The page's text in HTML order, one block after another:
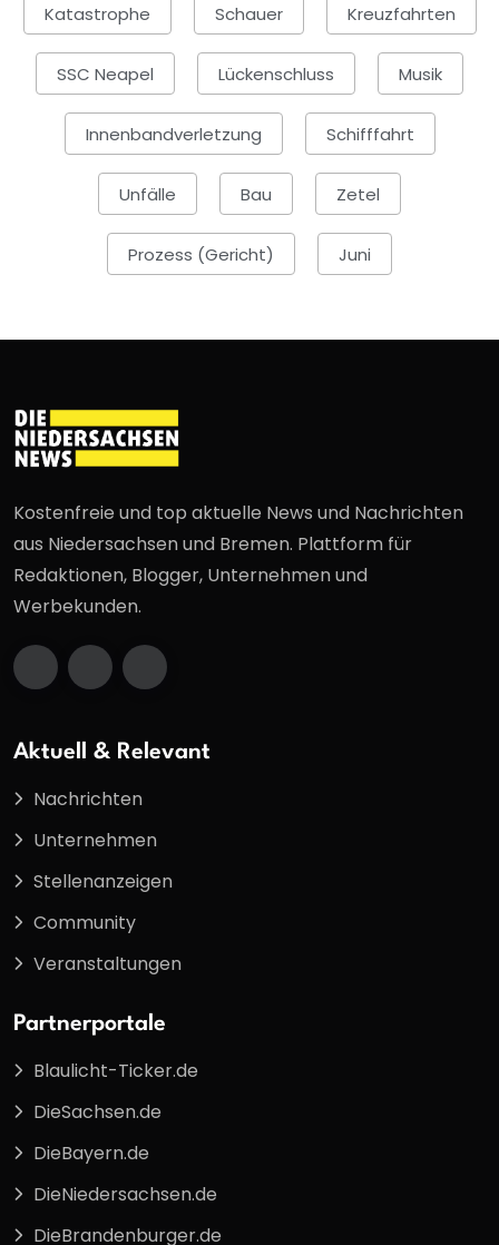
Katastrophe Schauer Kreuzfahrten
SSC Neapel Lückenschluss Musik
Innenbandverletzung Schifffahrt
Unfälle Bau Zetel
Prozess (Gericht) Juni
Kostenfreie und top aktuelle News und Nachrichten
aus Niedersachsen und Bremen. Plattform für
Redaktionen, Blogger, Unternehmen und
Werbekunden.
Aktuell & Relevant
Nachrichten
Unternehmen
Stellenanzeigen
Community
Veranstaltungen
Partnerportale
Blaulicht-Ticker.de
DieSachsen.de
DieBayern.de
DieNiedersachsen.de
DieBrandenburger.de